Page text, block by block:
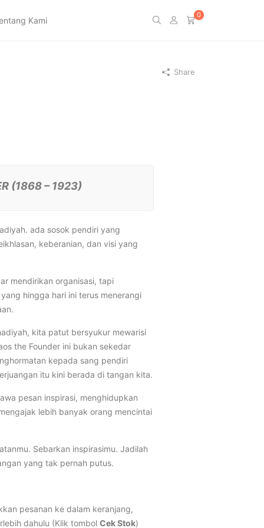
Kami
0
(1868 – 1923)
ada sosok pendiri yang
keberanian, dan visi yang
mendirikan organisasi, tapi
hingga hari ini terus menerangi
kita patut bersyukur mewarisi
the Founder ini bukan sekedar
kepada sang pendiri
itu kini berada di tangan kita.
pesan inspirasi, menghidupkan
lebih banyak orang mencintai
Sebarkan inspirasimu. Jadilah
yang tak pernah putus.
pesanan ke dalam keranjang,
dahulu (Klik tombol Cek Stok)
Share